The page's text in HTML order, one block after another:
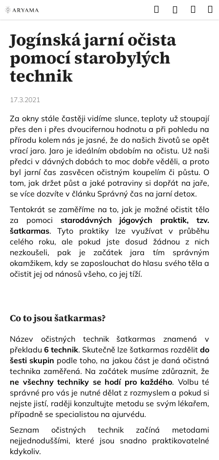
Přejít
na
obsah
Hledat
Jogínská jarní očista
pomocí starobylých
technik
17.3.2021
Za okny stále častěji vidíme slunce, teploty už stoupají
přes den i přes dvoucifernou hodnotu a při pohledu na
přírodu kolem nás je jasné, že do našich životů se opět
vrací jaro. Jaro je ideálním obdobím na očistu. Už naši
předci v dávných dobách to moc dobře věděli, a proto
byl jarní čas zasvěcen očistným koupelím či půstu. O
tom, jak držet půst a jaké potraviny si dopřát na jaře,
se více dozvíte v článku Správný čas na jarní detox.
Tentokrát se zaměříme na to, jak je možné očistit tělo
za pomoci starodávných jógových praktik, tzv.
šatkarmas. Tyto praktiky lze využívat v průběhu
celého roku, ale pokud jste dosud žádnou z nich
nezkoušeli, pak je začátek jara tím správným
okamžikem, kdy se zaposlouchat do hlasu svého těla a
očistit jej od nánosů všeho, co jej tíží.
Co to jsou šatkarmas?
Název očistných technik šatkarmas znamená v
překladu 6 technik. Skutečně lze šatkarmas rozdělit do
šesti skupin podle toho, na jakou část je daná očistná
technika zaměřená. Na začátek musíme zdůraznit, že
ne všechny techniky se hodí pro každého. Volbu té
správné pro vás je nutné dělat z rozmyslem a pokud si
nejste jistí, raději konzultujte metodu se svým lékařem,
případně se specialistou na ajurvédu.
Seznam očistných technik začíná metodami
nejjednoduššími, které jsou snadno praktikovatelné
kdykoliv.
K
o
C
o
p
t
ř
e
b
u
j
e
t
e
n
a
j
í
t
?
D
o
p
o
r
u
č
u